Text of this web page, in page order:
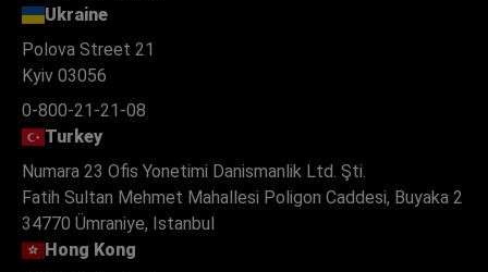
Ukraine
Polova Street 21
Kyiv 03056
0-800-21-21-08
Turkey
Numara 23 Ofis Yonetimi Danismanlik Ltd. Şti.
Fatih Sultan Mehmet Mahallesi Poligon Caddesi, Buyaka 2
34770 Ümraniye, Istanbul
Hong Kong